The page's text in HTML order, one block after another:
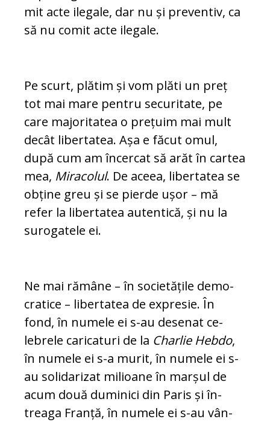
mit acte ilegale, dar nu și preventiv, ca
să nu comit acte ilegale.
Pe scurt, plătim și vom plăti un preț
tot mai mare pentru securitate, pe
care ma­jo­ritatea o prețuim mai mult
decât libertatea. Așa e făcut omul,
după cum am încercat să arăt în cartea
mea, Miracolul. De aceea, li­bertatea se
obține greu și se pierde ușor – mă
refer la libertatea autentică, și nu la
surogatele ei.
Ne mai rămâne – în societățile de­mo­
cratice – libertatea de expresie. În
fond, în numele ei s-au desenat ce­
lebrele caricaturi de la Charlie Hebdo,
în numele ei s-a murit, în numele ei s-
au solidarizat milioane în marșul de
acum două duminici din Paris și în­
treaga Franță, în numele ei s-au vân­